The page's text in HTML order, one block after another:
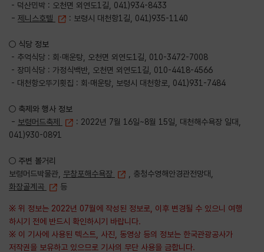
- 덕산민박 : 오천면 외연도1길, 041)934-8433
- 제니스호텔 : 보령시 대천항1길, 041)935-1140
○ 식당 정보
- 추억식당 : 회·매운탕, 오천면 외연도1길, 010-3472-7008
- 장미식당 : 가정식백반, 오천면 외연도1길, 010-4418-4566
- 대천항오뚜기횟집 : 회·매운탕, 보령시 대천항로, 041)931-7484
○ 축제와 행사 정보
- 보령머드축제
: 2022년 7월 16일~8월 15일, 대천해수욕장 일대,
041)930-0891
○ 주변 볼거리
보령머드박물관, 무창포해수욕장
, 충청수영해안경관전망대,
화장골계곡
등
※ 위 정보는 2022년 07월에 작성된 정보로, 이후 변경될 수 있으니 여행
하시기 전에 반드시 확인하시기 바랍니다.
※ 이 기사에 사용된 텍스트, 사진, 동영상 등의 정보는 한국관광공사가
저작권을 보유하고 있으므로 기사의 무단 사용을 금합니다.